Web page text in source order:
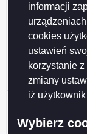
informacji
cookies
ustawień
korzystanie
zmiany
iż
Wybierz
Mieście
Wyniki
Miejskiej w
trybu
wysokości
wyróżnień w
Wyniki
2026